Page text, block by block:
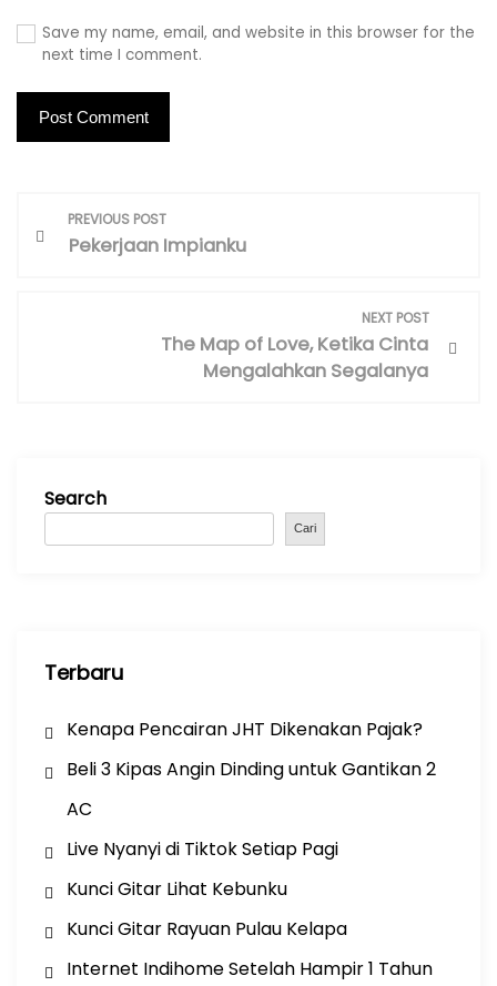
Save my name, email, and website in this browser for the
next time I comment.
PREVIOUS POST
Pekerjaan Impianku
NEXT POST
The Map of Love, Ketika Cinta
Mengalahkan Segalanya
Search
Cari
Terbaru
Kenapa Pencairan JHT Dikenakan Pajak?
Beli 3 Kipas Angin Dinding untuk Gantikan 2
AC
Live Nyanyi di Tiktok Setiap Pagi
Kunci Gitar Lihat Kebunku
Kunci Gitar Rayuan Pulau Kelapa
Internet Indihome Setelah Hampir 1 Tahun